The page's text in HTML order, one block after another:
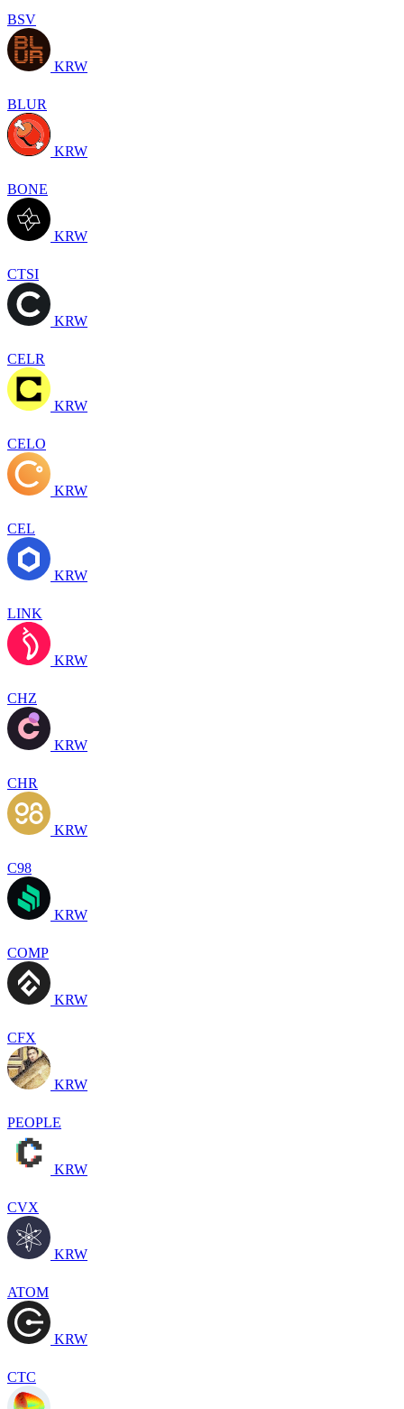
BSV
KRW
BLUR
KRW
BONE
KRW
CTSI
KRW
CELR
KRW
CELO
KRW
CEL
KRW
LINK
KRW
CHZ
KRW
CHR
KRW
C98
KRW
COMP
KRW
CFX
KRW
PEOPLE
KRW
CVX
KRW
ATOM
KRW
CTC